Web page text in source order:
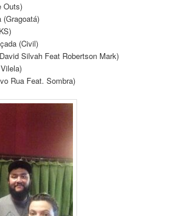
Outs)
(Gragoatá)
(Civil)
Silvah Feat Robertson Mark)
Rua Feat. Sombra)